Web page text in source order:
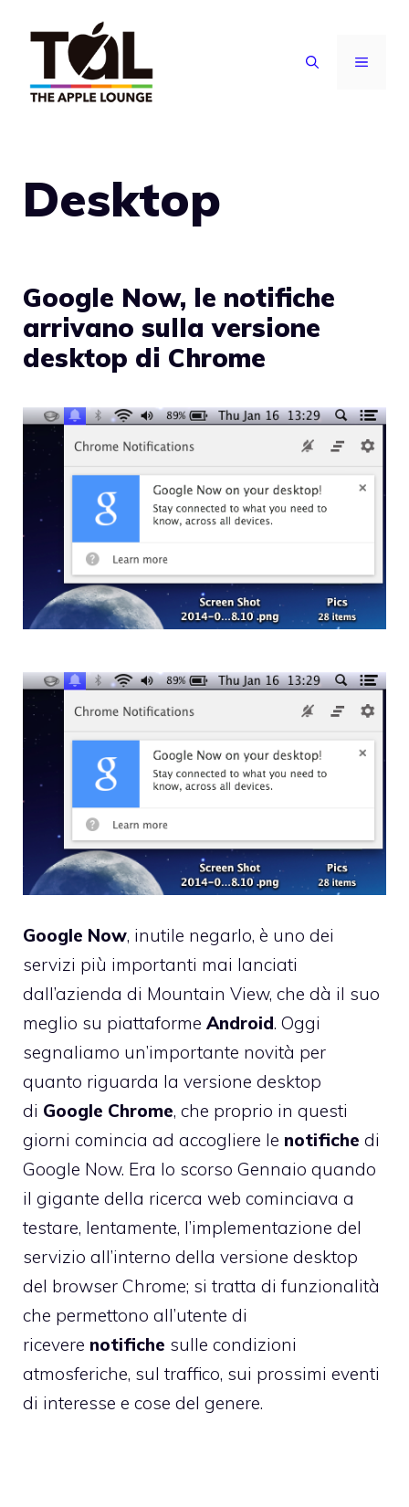
contenuto
MENU
Desktop
Google Now, le notifiche
arrivano sulla versione
desktop di Chrome
Google Now, inutile negarlo, è uno dei
servizi più importanti mai lanciati
dall’azienda di Mountain View, che dà il suo
meglio su piattaforme Android. Oggi
segnaliamo un’importante novità per
quanto riguarda la versione desktop
di Google Chrome, che proprio in questi
giorni comincia ad accogliere le notifiche di
Google Now. Era lo scorso Gennaio quando
il gigante della ricerca web cominciava a
testare, lentamente, l’implementazione del
servizio all’interno della versione desktop
del browser Chrome; si tratta di funzionalità
che permettono all’utente di
ricevere notifiche sulle condizioni
atmosferiche, sul traffico, sui prossimi eventi
di interesse e cose del genere.